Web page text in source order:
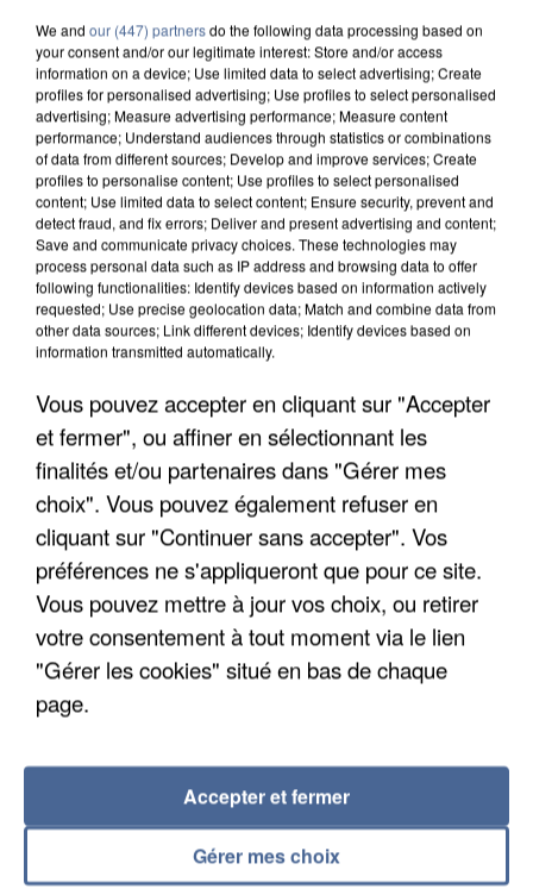
APRÈS TOUTES CES CANICULES, LES REFUGES
DE FAUNE SAUVAGE SONT...
L’UN DES FONDATEURS SUPPOSÉS DE LA DZ
MAFIA INTERPELLÉ EN ALGÉRIE
We and our (447) partnersdo the following data processing based on
your consent and/or our legitimate interest: Store and/or access
information on a device; Use limited data to select advertising; Create
profiles for personalised advertising; Use profiles to select personalised
advertising; Measure advertising performance; Measure content
performance; Understand audiences through statistics or combinations
of data from different sources; Develop and improve services; Create
profiles to personalise content; Use profiles to select personalised
content; Use limited data to select content; Ensure security, prevent and
detect fraud, and fix errors; Deliver and present advertising and content;
Save and communicate privacy choices. These technologies may
process personal data such as IP address and browsing data to offer
following functionalities: Identify devices based on information actively
requested; Use precise geolocation data; Match and combine data from
other data sources; Link different devices; Identify devices based on
information transmitted automatically.
Vous pouvez accepter en cliquant sur "Accepter
et fermer", ou affiner en sélectionnant les
finalités et/ou partenaires dans "Gérer mes
choix". Vous pouvez également refuser en
cliquant sur "Continuer sans accepter". Vos
préférences ne s'appliqueront que pour ce site.
Vous pouvez mettre à jour vos choix, ou retirer
votre consentement à tout moment via le lien
"Gérer les cookies" situé en bas de chaque
page.
Gérer mes choix
Accepter et fermer